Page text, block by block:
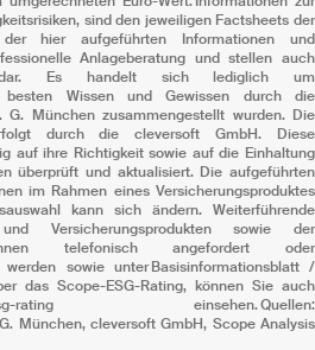
sind den jeweiligen Factsheets der
hier aufgeführten Informationen und
Anlageberatung und stellen auch
dar. Es handelt sich lediglich um
besten Wissen und Gewissen durch die
G. München zusammengestellt wurden. Die
durch die cleversoft GmbH. Diese
auf ihre Richtigkeit sowie auf die Einhaltung
überprüft und aktualisiert. Die aufgeführten
im Rahmen eines Versicherungsproduktes
kann sich ändern. Weiterführende
Versicherungsprodukten sowie der
telefonisch angefordert oder
werden sowie unter Basisinformationsblatt /
das Scope-ESG-Rating, können Sie auch
esg-rating einsehen. Quellen:
München, cleversoft GmbH, Scope Analysis